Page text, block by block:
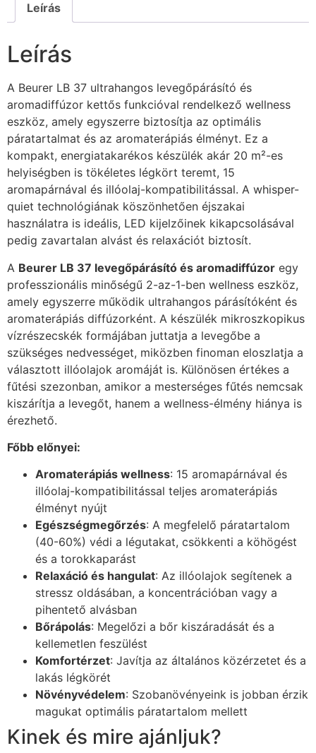
Leírás
Leírás
A Beurer LB 37 ultrahangos levegőpárásító és
aromadiffúzor kettős funkcióval rendelkező wellness
eszköz, amely egyszerre biztosítja az optimális
páratartalmat és az aromaterápiás élményt. Ez a
kompakt, energiatakarékos készülék akár 20 m²-es
helyiségben is tökéletes légkört teremt, 15
aromapárnával és illóolaj-kompatibilitással. A whisper-
quiet technológiának köszönhetően éjszakai
használatra is ideális, LED kijelzőinek kikapcsolásával
pedig zavartalan alvást és relaxációt biztosít.
A Beurer LB 37 levegőpárásító és aromadiffúzor egy
professzionális minőségű 2-az-1-ben wellness eszköz,
amely egyszerre működik ultrahangos párásítóként és
aromaterápiás diffúzorként. A készülék mikroszkopikus
vízrészecskék formájában juttatja a levegőbe a
szükséges nedvességet, miközben finoman eloszlatja a
választott illóolajok aromáját is. Különösen értékes a
fűtési szezonban, amikor a mesterséges fűtés nemcsak
kiszárítja a levegőt, hanem a wellness-élmény hiánya is
érezhető.
Főbb előnyei:
Aromaterápiás wellness: 15 aromapárnával és
illóolaj-kompatibilitással teljes aromaterápiás
élményt nyújt
Egészségmegőrzés: A megfelelő páratartalom
(40-60%) védi a légutakat, csökkenti a köhögést
és a torokkaparást
Relaxáció és hangulat: Az illóolajok segítenek a
stressz oldásában, a koncentrációban vagy a
pihentető alvásban
Bőrápolás: Megelőzi a bőr kiszáradását és a
kellemetlen feszülést
Komfortérzet: Javítja az általános közérzetet és a
lakás légkörét
Növényvédelem: Szobanövényeink is jobban érzik
magukat optimális páratartalom mellett
Kinek és mire ajánljuk?